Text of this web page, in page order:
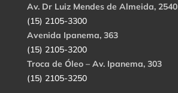
Av. Dr Luiz Mendes de Almeida, 2540
(15) 2105-3300
Avenida Ipanema, 363
(15) 2105-3200
Troca de Óleo – Av. Ipanema, 303
(15) 2105-3250